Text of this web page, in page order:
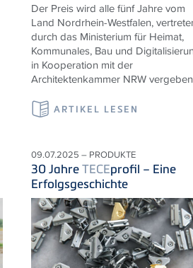
Der Preis wird alle fünf Jahre vom
Land Nordrhein-Westfalen,
durch das Ministerium für Heimat,
Kommunales, Bau und
in Kooperation mit der
Architektenkammer NRW
ARTIKEL LESEN
09.07.2025 – PRODUKTE
30 JahreTECEprofil – Eine
Erfolgsgeschichte